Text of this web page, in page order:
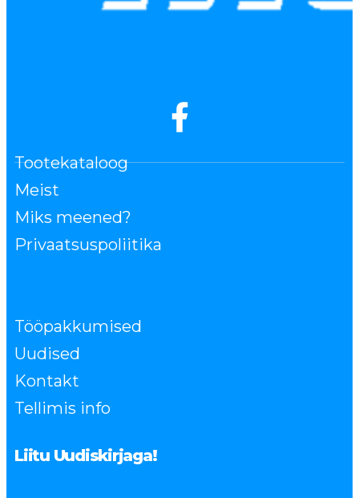
Tootekataloog
Meist
Miks meened?
Privaatsuspoliitika
Tööpakkumised
Uudised
Kontakt
Tellimis info
Liitu Uudiskirjaga!